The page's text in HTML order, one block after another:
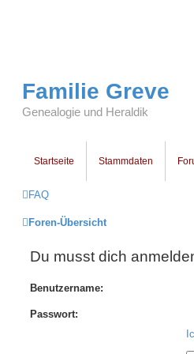
Familie Greve
Genealogie und Heraldik
Startseite Stammdaten
FAQ
Foren-Übersicht
Du musst dich
Benutzername:
Passwort: